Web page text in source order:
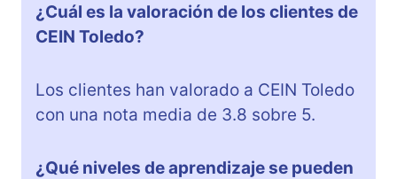
¿Cuál es la valoración de los clientes de
CEIN Toledo?
Los clientes han valorado a CEIN Toledo
con una nota media de 3.8 sobre 5.
¿Qué niveles de aprendizaje se pueden